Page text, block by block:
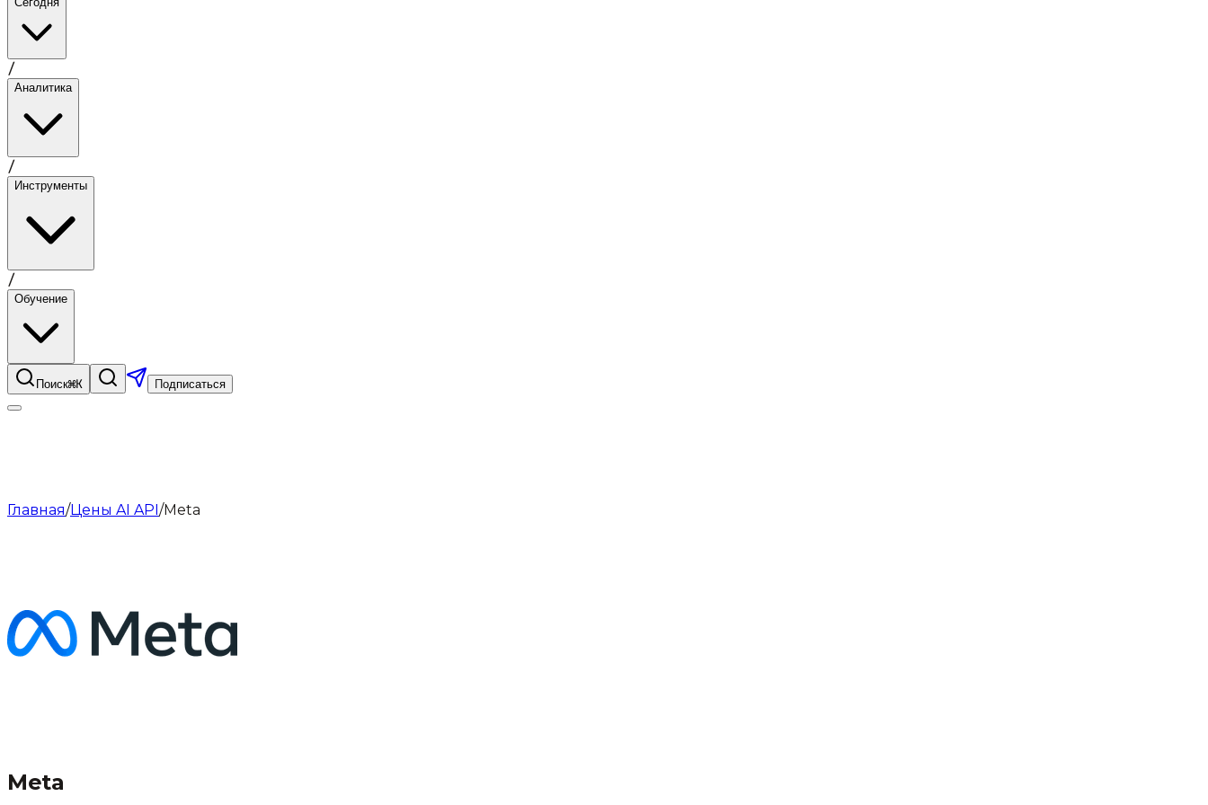
/
Аналитика
/
Инструменты
/
Обучение
Поиск⌘K Подписаться
Главная/Цены AI API/Meta
Meta